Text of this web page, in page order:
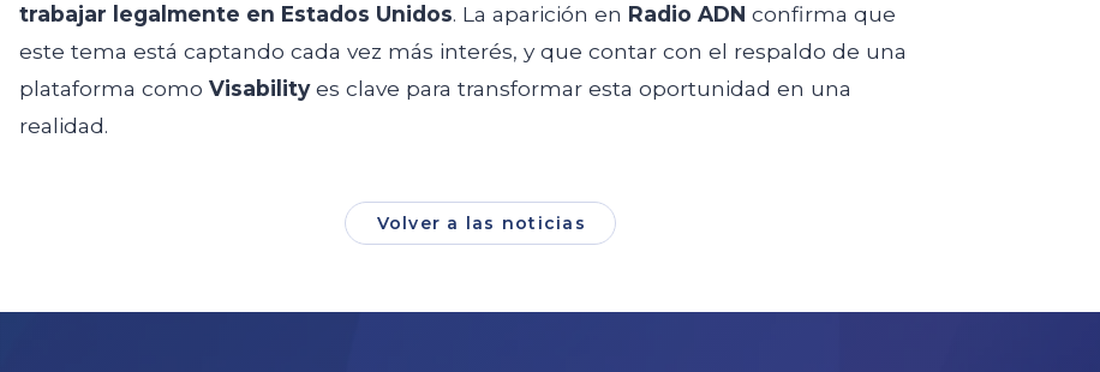
trabajar legalmente en Estados Unidos. La aparición en Radio ADN confirma que
este tema está captando cada vez más interés, y que contar con el respaldo de una
plataforma como Visabilityes clave para transformar esta oportunidad en una
realidad.
Volver a las noticias